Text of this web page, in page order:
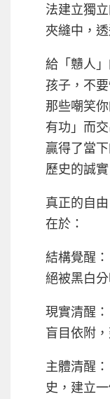
法建立獨
夾縫中，
給「戇人
孩子，不
那些嘲笑
有功」而
贏得了當
歷史的誠實
真正的自
在於：
結構覺醒
絕被黑白
現實清醒
盲目依附
主體清醒
史，建立